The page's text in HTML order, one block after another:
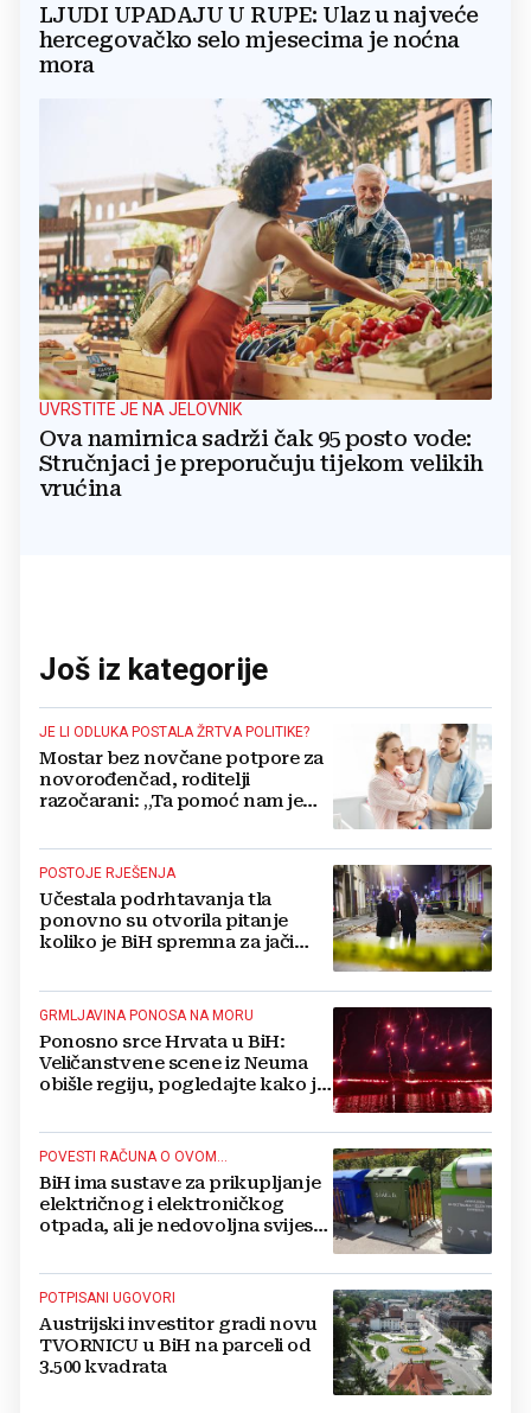
LJUDI UPADAJU U RUPE: Ulaz u najveće
hercegovačko selo mjesecima je noćna
mora
UVRSTITE JE NA JELOVNIK
Ova namirnica sadrži čak 95 posto vode:
Stručnjaci je preporučuju tijekom velikih
vrućina
Još iz kategorije
JE LI ODLUKA POSTALA ŽRTVA POLITIKE?
Mostar bez novčane potpore za
novorođenčad, roditelji
razočarani: „Ta pomoć nam je
POSTOJE RJEŠENJA
Učestala podrhtavanja tla
ponovno su otvorila pitanje
koliko je BiH spremna za jači
GRMLJAVINA PONOSA NA MORU
Ponosno srce Hrvata u BiH:
Veličanstvene scene iz Neuma
obišle regiju, pogledajte kako je
POVESTI RAČUNA O OVOM...
BiH ima sustave za prikupljanje
električnog i elektroničkog
otpada, ali je nedovoljna svijest
POTPISANI UGOVORI
Austrijski investitor gradi novu
TVORNICU u BiH na parceli od
3.500 kvadrata